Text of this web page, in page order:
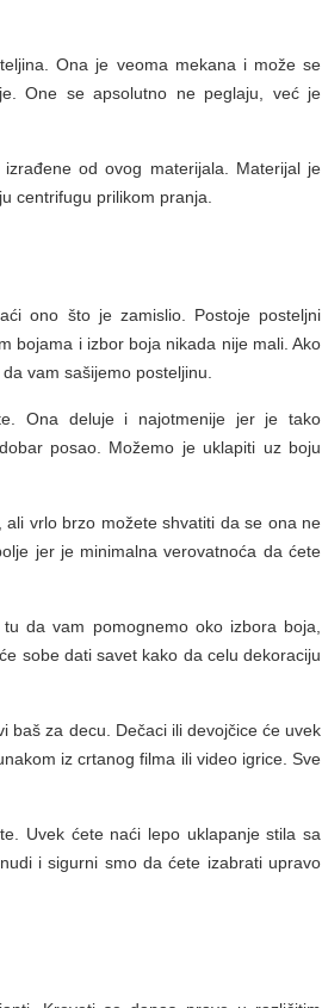
Ona je veoma mekana i može se
One se apsolutno ne peglaju, već je
od ovog materijala. Materijal je
centrifugu prilikom pranja.
ono što je zamislio. Postoje posteljni
bojama i izbor boja nikada nije mali. Ako
vam sašijemo posteljinu.
Ona deluje i najotmenije jer je tako
posao. Možemo je uklapiti uz boju
vrlo brzo možete shvatiti da se ona ne
jer je minimalna verovatnoća da ćete
da vam pomognemo oko izbora boja,
sobe dati savet kako da celu dekoraciju
baš za decu. Dečaci ili devojčice će uvek
iz crtanog filma ili video igrice. Sve
Uvek ćete naći lepo uklapanje stila sa
i sigurni smo da ćete izabrati upravo